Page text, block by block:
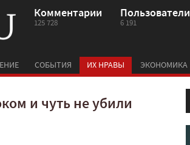
Комментарии
125 728
Пользователи
6 191
СОБЫТИЯ ИХ НРАВЫ ЭКОНОМИКА
и чуть не убили